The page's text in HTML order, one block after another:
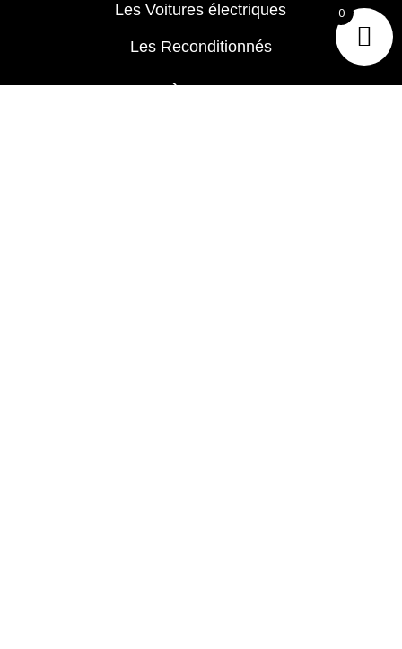
Les Voitures électriques
Les Reconditionnés
0